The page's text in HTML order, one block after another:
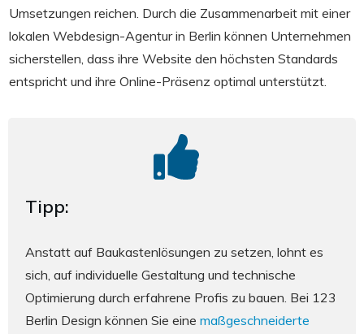
Umsetzungen reichen. Durch die Zusammenarbeit mit einer
lokalen Webdesign-Agentur in Berlin können Unternehmen
sicherstellen, dass ihre Website den höchsten Standards
entspricht und ihre Online-Präsenz optimal unterstützt.
Tipp:
Anstatt auf Baukastenlösungen zu setzen, lohnt es
sich, auf individuelle Gestaltung und technische
Optimierung durch erfahrene Profis zu bauen. Bei 123
Berlin Design können Sie eine maßgeschneiderte